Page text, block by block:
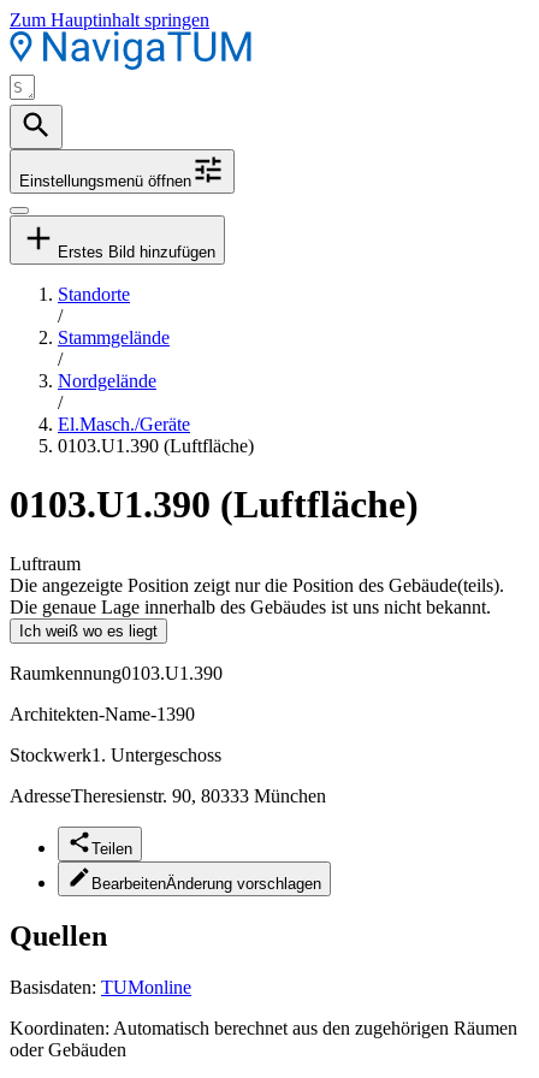
Zum Hauptinhalt springen
Einstellungsmenü öffnen
Erstes Bild hinzufügen
Standorte
/
Stammgelände
/
Nordgelände
/
El.Masch./Geräte
0103.U1.390 (Luftfläche)
0103.U1.390 (Luftfläche)
Luftraum
Die angezeigte Position zeigt nur die Position des Gebäude(teils).
Die genaue Lage innerhalb des Gebäudes ist uns nicht bekannt.
Ich weiß wo es liegt
Raumkennung0103.U1.390
Architekten-Name-1390
Stockwerk1. Untergeschoss
AdresseTheresienstr. 90, 80333 München
Teilen
BearbeitenÄnderung vorschlagen
Quellen
Basisdaten: TUMonline
Koordinaten: Automatisch berechnet aus den zugehörigen Räumen
oder Gebäuden